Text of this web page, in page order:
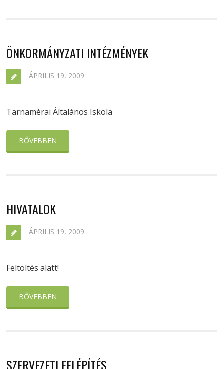
ÖNKORMÁNYZATI INTÉZMÉNYEK
ÁPRILIS 19, 2009
Tarnamérai Általános Iskola
BŐVEBBEN
HIVATALOK
ÁPRILIS 19, 2009
Feltöltés alatt!
BŐVEBBEN
SZERVEZETI FELÉPÍTÉS